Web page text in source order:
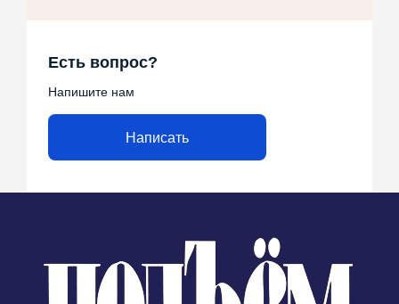
Есть вопрос?
Напишите нам
Написать